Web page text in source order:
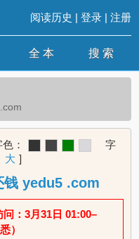
阅读历史 | 登录| 注册
全 本 搜 索
：
字
大 ]
钱 yedu5 .com
：3月31日 01:00–
）